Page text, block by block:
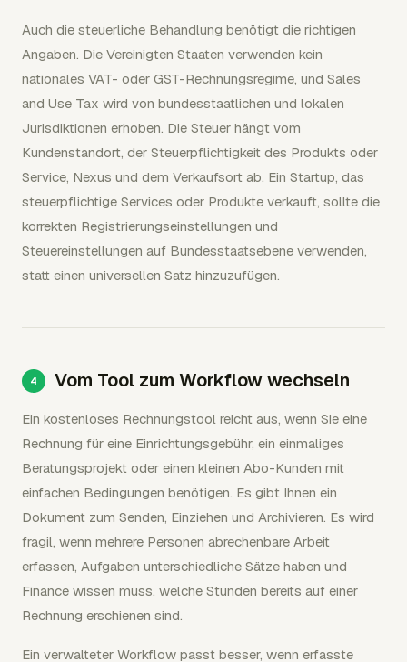
Auch die steuerliche Behandlung benötigt die richtigen
Angaben. Die Vereinigten Staaten verwenden kein
nationales VAT- oder GST-Rechnungsregime, und Sales
and Use Tax wird von bundesstaatlichen und lokalen
Jurisdiktionen erhoben. Die Steuer hängt vom
Kundenstandort, der Steuerpflichtigkeit des Produkts oder
Service, Nexus und dem Verkaufsort ab. Ein Startup, das
steuerpflichtige Services oder Produkte verkauft, sollte die
korrekten Registrierungseinstellungen und
Steuereinstellungen auf Bundesstaatsebene verwenden,
statt einen universellen Satz hinzuzufügen.
Vom Tool zum Workflow wechseln
Ein kostenloses Rechnungstool reicht aus, wenn Sie eine
Rechnung für eine Einrichtungsgebühr, ein einmaliges
Beratungsprojekt oder einen kleinen Abo-Kunden mit
einfachen Bedingungen benötigen. Es gibt Ihnen ein
Dokument zum Senden, Einziehen und Archivieren. Es wird
fragil, wenn mehrere Personen abrechenbare Arbeit
erfassen, Aufgaben unterschiedliche Sätze haben und
Finance wissen muss, welche Stunden bereits auf einer
Rechnung erschienen sind.
Ein verwalteter Workflow passt besser, wenn erfasste